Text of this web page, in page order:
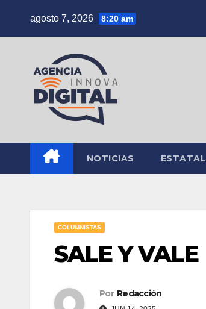
agosto 7, 2026 8:20 am
NOTICIAS ESTATAL
COLUMNISTAS
SALE Y VALE
Por Redacción